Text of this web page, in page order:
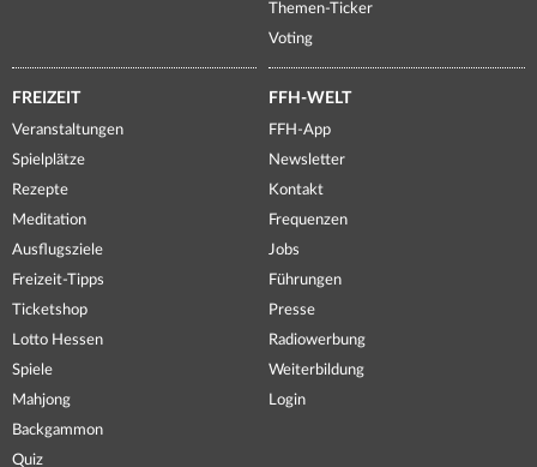
Themen-Ticker
Voting
FREIZEIT
Veranstaltungen
Spielplätze
Rezepte
Meditation
Ausflugsziele
Freizeit-Tipps
Ticketshop
Lotto Hessen
Spiele
Mahjong
Backgammon
Quiz
FFH-WELT
FFH-App
Newsletter
Kontakt
Frequenzen
Jobs
Führungen
Presse
Radiowerbung
Weiterbildung
Login